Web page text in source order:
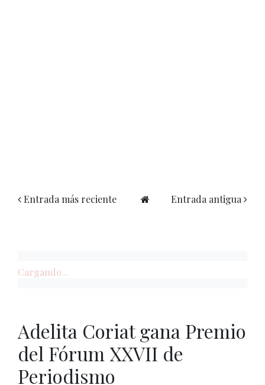
Entrada más reciente Entrada antigua
Cargando...
Adelita Coriat gana Premio
del Fórum XXVII de
Periodismo